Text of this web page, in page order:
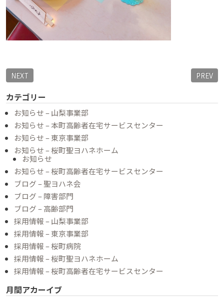
NEXT PREV
カテゴリー
お知らせ – 山梨事業部
お知らせ – 本町高齢者在宅サービスセンター
お知らせ – 東京事業部
お知らせ – 桜町聖ヨハネホーム
お知らせ
お知らせ – 桜町高齢者在宅サービスセンター
ブログ – 聖ヨハネ会
ブログ – 障害部門
ブログ – 高齢部門
採用情報 – 山梨事業部
採用情報 – 東京事業部
採用情報 – 桜町病院
採用情報 – 桜町聖ヨハネホーム
採用情報 – 桜町高齢者在宅サービスセンター
月間アカーイブ